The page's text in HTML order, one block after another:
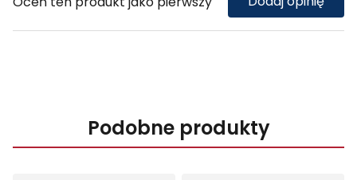
Podobne produkty